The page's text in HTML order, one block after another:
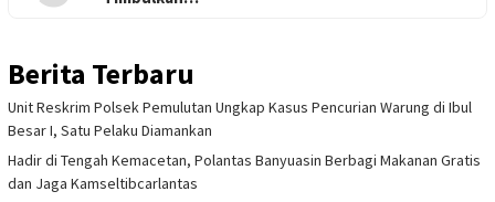
Berita Terbaru
Unit Reskrim Polsek Pemulutan Ungkap Kasus Pencurian Warung di Ibul
Besar I, Satu Pelaku Diamankan
Hadir di Tengah Kemacetan, Polantas Banyuasin Berbagi Makanan Gratis
dan Jaga Kamseltibcarlantas